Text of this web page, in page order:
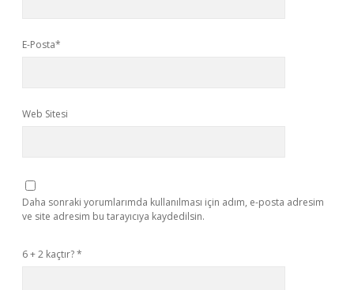
E-Posta*
Web Sitesi
Daha sonraki yorumlarımda kullanılması için adım, e-posta adresim
ve site adresim bu tarayıcıya kaydedilsin.
6 + 2 kaçtır?*